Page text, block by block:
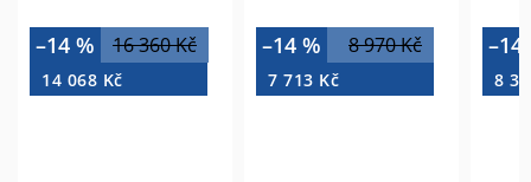
16 360 Kč
–14 %
14 068 Kč
8 970 Kč
–14 %
7 713 Kč
–14
8